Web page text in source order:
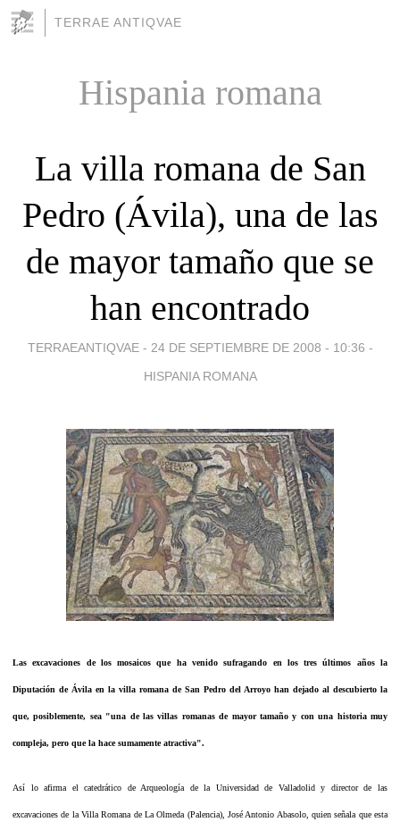
TERRAE ANTIQVAE
Hispania romana
La villa romana de San
Pedro (Ávila), una de las
de mayor tamaño que se
han encontrado
TERRAEANTIQVAE - 24 DE SEPTIEMBRE DE 2008 - 10:36 -
HISPANIA ROMANA
Las excavaciones de los mosaicos que ha venido sufragando en los tres últimos años la
Diputación de Ávila en la villa romana de San Pedro del Arroyo han dejado al descubierto la
que, posiblemente, sea "una de las villas romanas de mayor tamaño y con una historia muy
compleja, pero que la hace sumamente atractiva".
Así lo afirma el catedrático de Arqueología de la Universidad de Valladolid y director de las
excavaciones de la Villa Romana de La Olmeda (Palencia), José Antonio Abasolo, quien señala que esta